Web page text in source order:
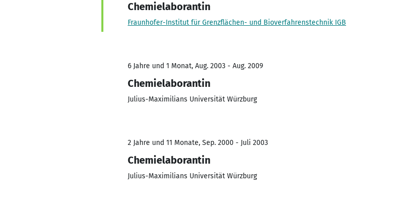
Chemielaborantin
Fraunhofer-Institut für Grenzflächen- und Bioverfahrenstechnik IGB
6 Jahre und 1 Monat, Aug. 2003 - Aug. 2009
Chemielaborantin
Julius-Maximilians Universität Würzburg
2 Jahre und 11 Monate, Sep. 2000 - Juli 2003
Chemielaborantin
Julius-Maximilians Universität Würzburg